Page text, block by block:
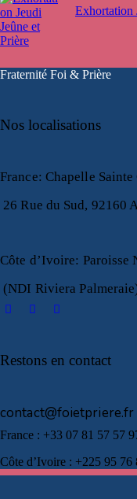
Exhortation
Fraternité Foi & Prière
Nos localisations
France: Chapelle Sainte
26 Rue du Sud, 92160
Côte d’Ivoire: Paroisse
(NDI Riviera
Restons en contact
contact@foietpriere.fr
France : +33 07 81 57 57
Côte d’Ivoire : +225 95 76